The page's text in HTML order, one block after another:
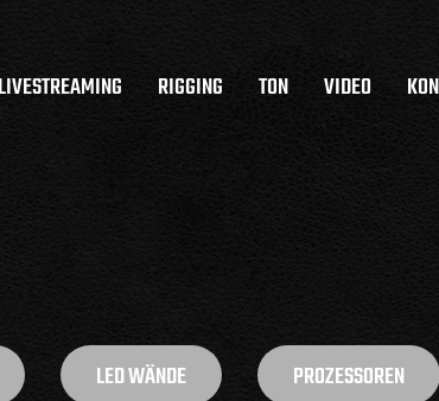
LIVESTREAMING RIGGING TON VIDEO
LED WÄNDE PROZESSOREN